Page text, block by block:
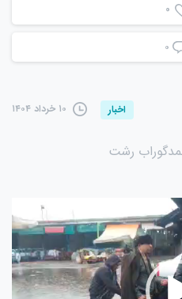
0
۰
اخبار ۱۰ خرداد ۱۴۰۴
رشت